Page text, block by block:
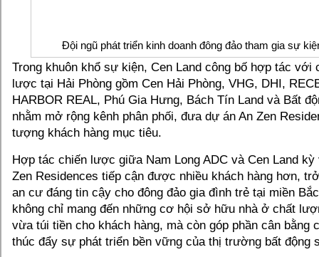
Đội ngũ phát triển kinh doanh đông đảo tham gia sự
Trong khuôn khổ sự kiện, Cen Land công bố hợp tác với
lược tại Hải Phòng gồm Cen Hải Phòng, VHG, DHI,
HARBOR REAL, Phú Gia Hưng, Bách Tín Land và Bất
nhằm mở rộng kênh phân phối, đưa dự án An Zen
tượng khách hàng mục tiêu.
Hợp tác chiến lược giữa Nam Long ADC và Cen Land kỳ
Zen Residences tiếp cận được nhiều khách hàng hơn,
an cư đáng tin cậy cho đông đảo gia đình trẻ tại miền
không chỉ mang đến những cơ hội sở hữu nhà ở chất
vừa túi tiền cho khách hàng, mà còn góp phần cân bằng
thúc đẩy sự phát triển bền vững của thị trường bất động